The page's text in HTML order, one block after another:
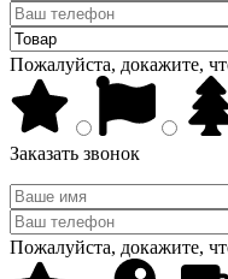
Пожалуйста, докажите,
Заказать звонок
Пожалуйста, докажите,